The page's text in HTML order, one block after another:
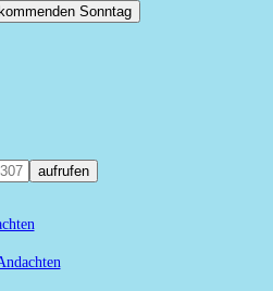
Sonntag
aufrufen